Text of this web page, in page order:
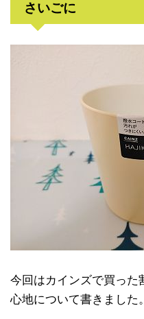
さいごに
今回はカインズで買った
心地について書きました。